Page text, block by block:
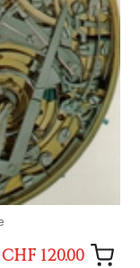
CHF 120.00